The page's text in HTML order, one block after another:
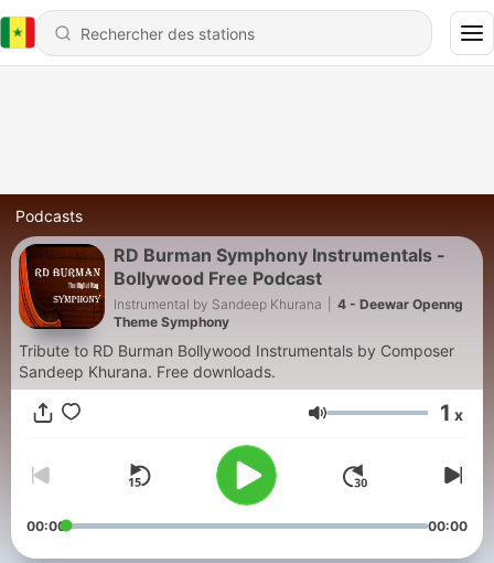
Podcasts
RD Burman Symphony Instrumentals -
Bollywood Free Podcast
Instrumental by Sandeep Khurana
4 - Deewar Openng
Theme Symphony
Tribute to RD Burman Bollywood Instrumentals by Composer
Sandeep Khurana. Free downloads.
Volume 1 x
00:00 00:00